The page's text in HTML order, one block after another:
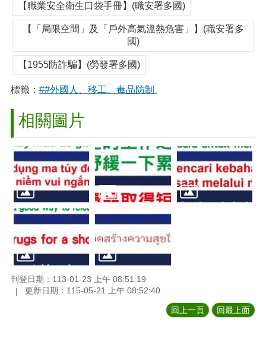
【職業安全衛生口袋手冊】(職安署多國)
【「局限空間」及「戶外高氣溫熱危害」】(職安署多
國)
【1955防詐騙】(勞發署多國)
標籤： ##外國人、移工、毒品防制
相關圖片
刊登日期：113-01-23 上午 08:51:19
更新日期：115-05-21 上午 08:52:40
回上一頁 回最上面